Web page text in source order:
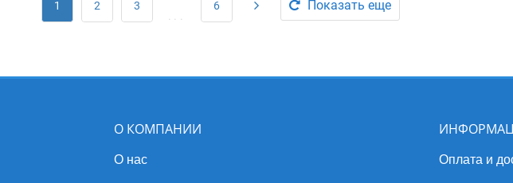
Показать еще
1 2
3
6
О КОМПАНИИ
О нас Оплата и